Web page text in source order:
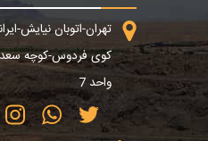
تهران-اتوبان نیایش-
واحد 7